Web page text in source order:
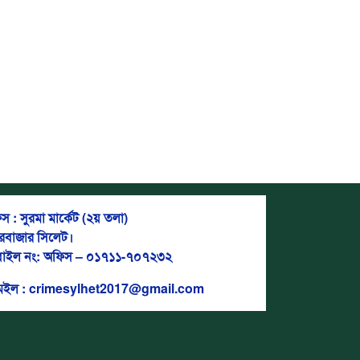
: সুরমা মার্কেট (২য় তলা)
সিলেট।
নং: অফিস – ০১৭১১-৭০৭২৩২
: crimesylhet2017@gmail.com